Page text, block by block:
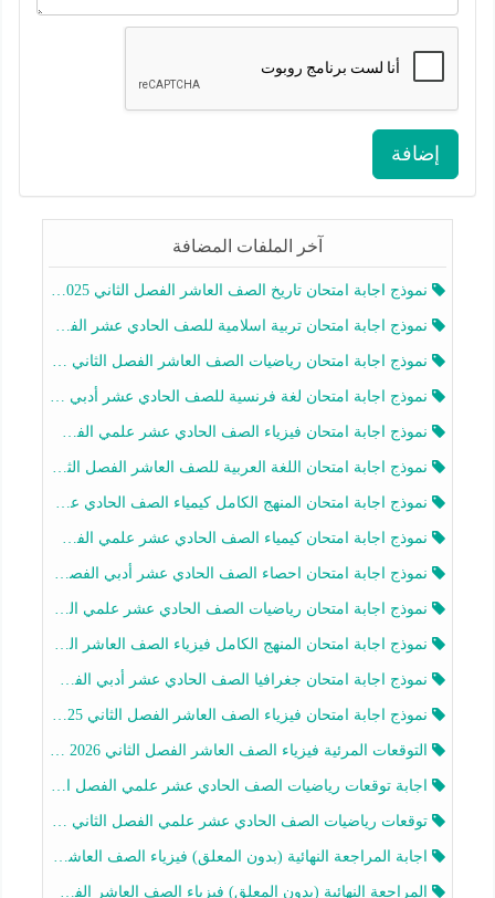
إضافة
آخر الملفات المضافة
نموذج اجابة امتحان تاريخ الصف العاشر الفصل الثاني 2025-2026
نموذج اجابة امتحان تربية اسلامية للصف الحادي عشر الفصل الثاني 2025-2026
نموذج اجابة امتحان رياضيات الصف العاشر الفصل الثاني 2025-2026
نموذج اجابة امتحان لغة فرنسية للصف الحادي عشر أدبي الفصل الثاني 2025-2026
نموذج اجابة امتحان فيزياء الصف الحادي عشر علمي الفصل الثاني 2025-2026
نموذج اجابة امتحان اللغة العربية للصف العاشر الفصل الثاني 2025-2026
نموذج اجابة امتحان المنهج الكامل كيمياء الصف الحادي عشر علمي الفصل الثاني 2025-2026
نموذج اجابة امتحان كيمياء الصف الحادي عشر علمي الفصل الثاني 2025-2026
نموذج اجابة امتحان احصاء الصف الحادي عشر أدبي الفصل الثاني 2025-2026
نموذج اجابة امتحان رياضيات الصف الحادي عشر علمي الفصل الثاني 2025-2026
نموذج اجابة امتحان المنهج الكامل فيزياء الصف العاشر الفصل الثاني 2025-2026
نموذج اجابة امتحان جغرافيا الصف الحادي عشر أدبي الفصل الثاني 2025-2026
نموذج اجابة امتحان فيزياء الصف العاشر الفصل الثاني 2025-2026
التوقعات المرئية فيزياء الصف العاشر الفصل الثاني 2026 أ هيثم الليثي
اجابة توقعات رياضيات الصف الحادي عشر علمي الفصل الثاني 2025-2026 أ عمرو فايز
توقعات رياضيات الصف الحادي عشر علمي الفصل الثاني 2025-2026 أ عمرو فايز
اجابة المراجعة النهائية (بدون المعلق) فيزياء الصف العاشر الفصل الثاني أ أحمد نبيه
المراجعة النهائية (بدون المعلق) فيزياء الصف العاشر الفصل الثاني أ أحمد نبيه